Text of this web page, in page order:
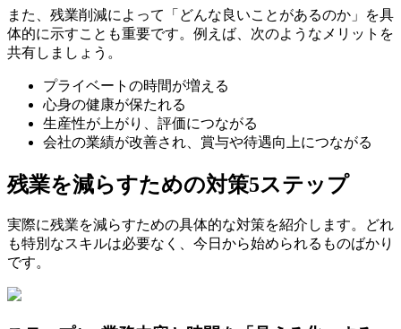
また、残業削減によって「どんな良いことがあるのか」を具
体的に示すことも重要です。例えば、次のようなメリットを
共有しましょう。
プライベートの時間が増える
心身の健康が保たれる
生産性が上がり、評価につながる
会社の業績が改善され、賞与や待遇向上につながる
残業を減らすための対策5ステップ
実際に残業を減らすための具体的な対策を紹介します。どれ
も特別なスキルは必要なく、今日から始められるものばかり
です。